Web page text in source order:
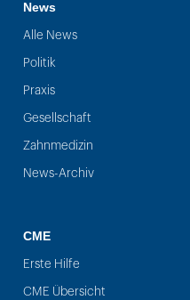
News
Alle News
Politik
Praxis
Gesellschaft
Zahnmedizin
News-Archiv
CME
Erste Hilfe
CME Übersicht